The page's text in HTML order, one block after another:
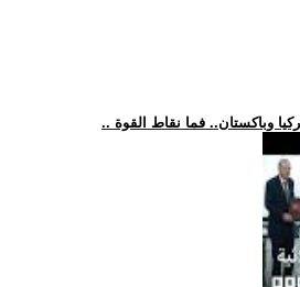
وباكستان.. فما نقاط القوة